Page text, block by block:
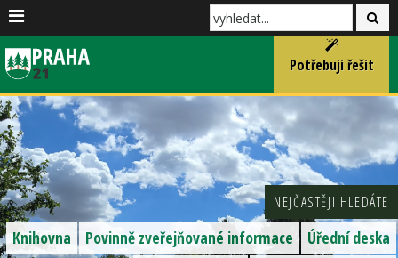
Potřebuji řešit
NEJČASTĚJI HLEDÁTE
Úřední deska
Povinně zveřejňované informace
Knihovna